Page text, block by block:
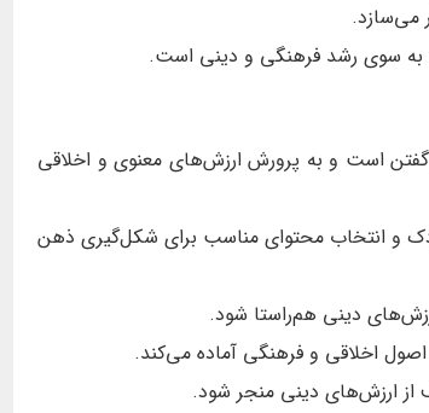
می‌سازد.
به سوی رشد فرهنگی و دینی است.
گفتن است و به پرورش ارزش‌های معنوی و اخلاقی
و انتخاب محتوای مناسب برای شکل‌گیری ذهن
دینی هم‌راستا شود.
اخلاقی و فرهنگی آماده می‌کند.
ارزش‌های دینی منجر شود.